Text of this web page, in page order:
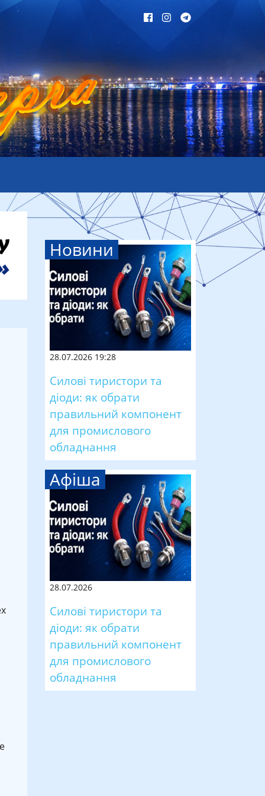
Новини
28.07.2026 19:28
Силові тиристори та
діоди: як обрати
правильний компонент
для промислового
обладнання
Афіша
28.07.2026
Силові тиристори та
діоди: як обрати
правильний компонент
для промислового
обладнання